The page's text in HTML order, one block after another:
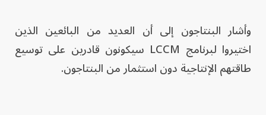
وأشار البنتاجون إلى أن العديد من البائعين الذين
اختيروا لبرنامج LCCM سيكونون قادرين على توسيع
طاقتهم الإنتاجية دون استثمار من البنتاجون.